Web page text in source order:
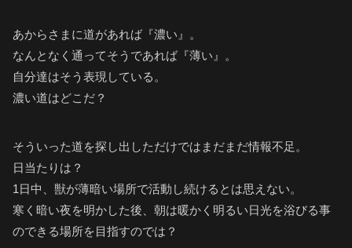
あからさまに道があれば『濃い』。
なんとなく通ってそうであれば『薄い』。
自分達はそう表現している。
濃い道はどこだ？
そういった道を探し出しただけではまだまだ情報不足。
日当たりは？
1日中、獣が薄暗い場所で活動し続けるとは思えない。
寒く暗い夜を明かした後、朝は暖かく明るい日光を浴びる事
のできる場所を目指すのでは？